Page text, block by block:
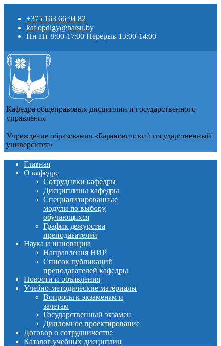
+375 163 66 94 82
kaf.opdigy@barsu.by
Пн-Пт 8:00-17:00 Перерыв 13:00-14:00
Кафедра общеправовых дисциплин и государственного
управления
Учреждение образования «Барановичский государственный
университет»
Главная
О кафедре
Сотрудники кафедры
Дисциплины кафедры
Специализированные
модули по выбору
обучающихся
График дежурства
преподавателей
Наука и инновации
Направления НИР
Список публикаций
преподавателей кафедры
Новости и объявления
Учебно-методические материалы
Вопросы к экзаменам и
зачетам
Государственный экзамен
Дипломное проектирование
Договор о сотрудничестве
Каталог учебных дисциплин